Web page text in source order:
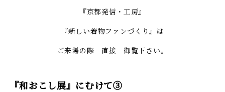
『京都発信・工房』
『新しい着物ファンづくり』は
ご来場の際 直接 御覧下さい。
『和おこし展』にむけて③